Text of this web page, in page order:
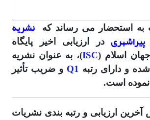
استحضار می رساند که نشریه
در ارزیابی اخیر پایگاه
اسلام (ISC)، به عنوان نشریه
و دارای رتبه Q1 و ضریب تأثیر
است.
ارزیابی و رتبه بندی نشریات